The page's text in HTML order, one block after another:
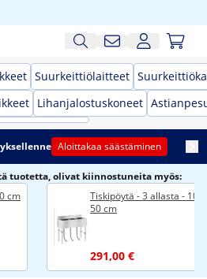
Suurkeittiölaitteet
Lihanjalostuskoneet
Aloittakaa säästäminen
tuotetta, olivat kiinnostuneita myös:
cm
Tiskipöytä - 3 allasta - 100
50 cm
291,00 €